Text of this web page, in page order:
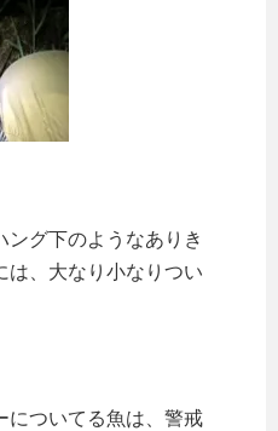
ング下のようなありき
は、大なり小なりつい
についてる魚は、警戒